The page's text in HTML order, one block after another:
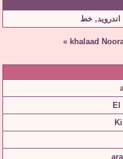
اندرويد, خط
»